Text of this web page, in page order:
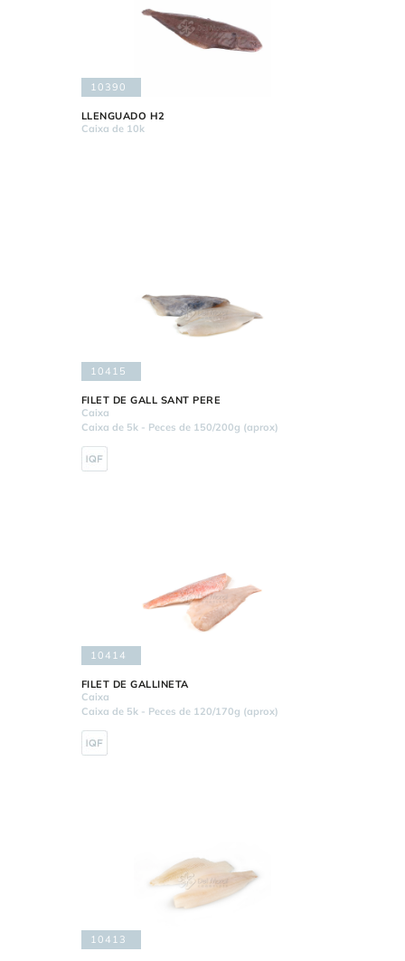
10390
LLENGUADO H2
Caixa de 10k
10415
FILET DE GALL SANT PERE
Caixa
Caixa de 5k - Peces de 150/200g (aprox)
10414
FILET DE GALLINETA
Caixa
Caixa de 5k - Peces de 120/170g (aprox)
10413